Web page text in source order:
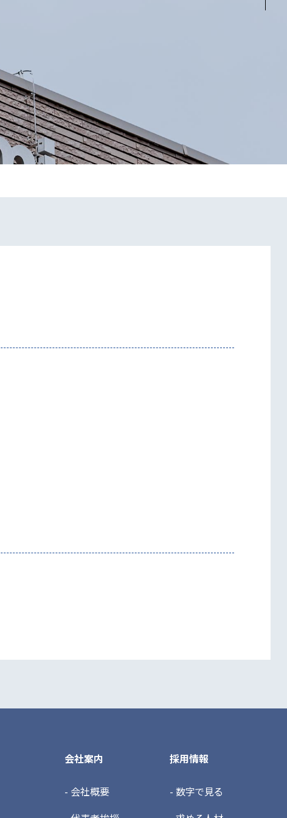
会社案内
- 会社概要
採用情報
- 数字で見る